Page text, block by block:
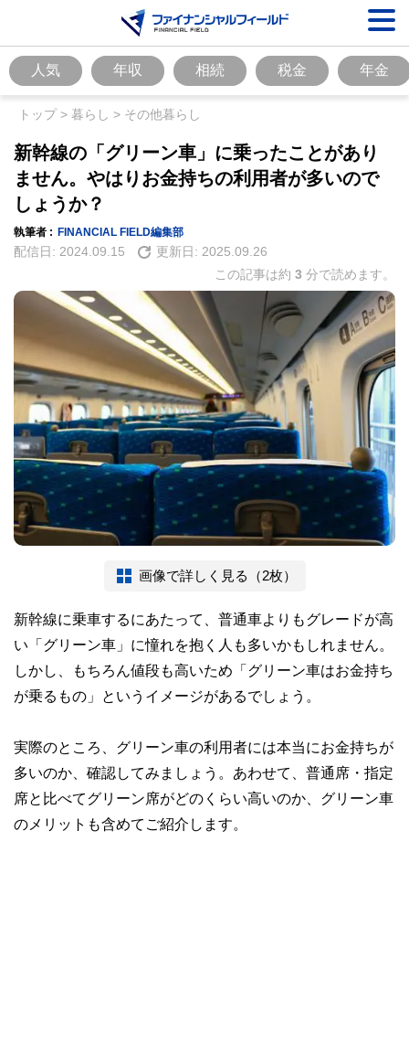
人気 年収 相続 税金 年金
トップ> 暮らし > その他暮らし
新幹線の「グリーン車」に乗ったことがあり
ません。やはりお金持ちの利用者が多いので
しょうか？
執筆者 : FINANCIAL FIELD編集部
配信日: 2024.09.15 更新日: 2025.09.26
この記事は約 3 分で読めます。
画像で詳しく見る（2枚）
新幹線に乗車するにあたって、普通車よりもグレードが高
い「グリーン車」に憧れを抱く人も多いかもしれません。
しかし、もちろん値段も高いため「グリーン車はお金持ち
が乗るもの」というイメージがあるでしょう。
実際のところ、グリーン車の利用者には本当にお金持ちが
多いのか、確認してみましょう。あわせて、普通席・指定
席と比べてグリーン席がどのくらい高いのか、グリーン車
のメリットも含めてご紹介します。